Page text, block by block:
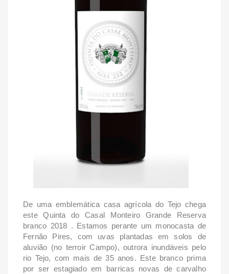
De uma emblemática casa agrícola do Tejo chega
este Quinta do Casal Monteiro Grande Reserva
branco 2018 . Estamos perante um monocasta de
Fernão Pires, com uvas plantadas em solos de
aluvião (no terroir Campo), outrora inundáveis pelo
rio Tejo, com mais de 35 anos. Este branco prima
por ser estagiado em barricas novas de carvalho